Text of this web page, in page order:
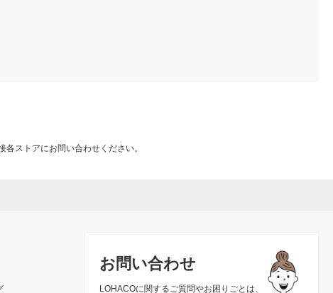
ストアにお問い合わせください。
お問い合わせ
LOHACOに関するご質問やお困りごとは、